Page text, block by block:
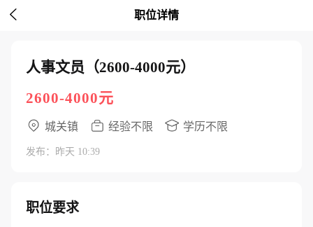
 职位详情
人事文员（2600-4000元）
2600-4000元
城关镇 经验不限 学历不限
发布：昨天 10:39
职位要求